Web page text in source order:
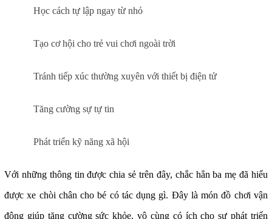
Học cách tự lập ngay từ nhỏ
Tạo cơ hội cho trẻ vui chơi ngoài trời
Tránh tiếp xúc thường xuyên với thiết bị điện tử
Tăng cường sự tự tin
Phát triển kỹ năng xã hội
Với những thông tin được chia sẻ trên đây, chắc hẳn ba mẹ đã hiểu
đượcxe chòi chân cho bé có tác dụng gì. Đây là món đồ chơi vận
động giúp tăng cường sức khỏe, vô cùng có ích cho sự phát triển